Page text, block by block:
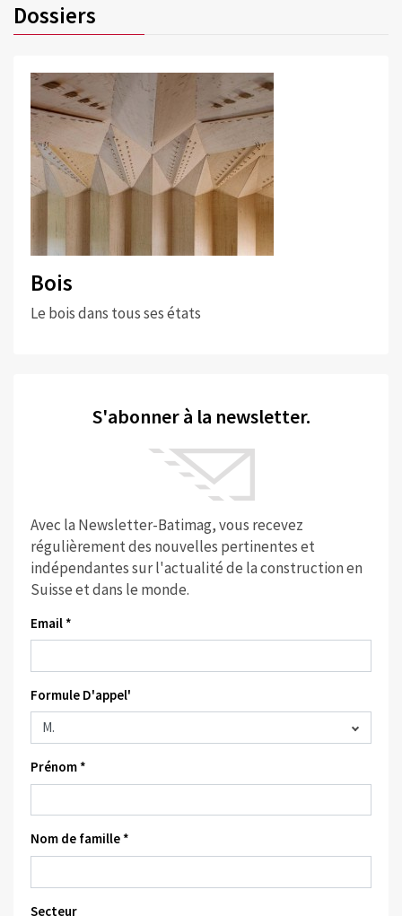
Dossiers
Bois
Le bois dans tous ses états
S'abonner à la newsletter.
Avec la Newsletter-Batimag, vous recevez
régulièrement des nouvelles pertinentes et
indépendantes sur l'actualité de la construction en
Suisse et dans le monde.
Email *
Formule D'appel'
Prénom *
Nom de famille *
Secteur